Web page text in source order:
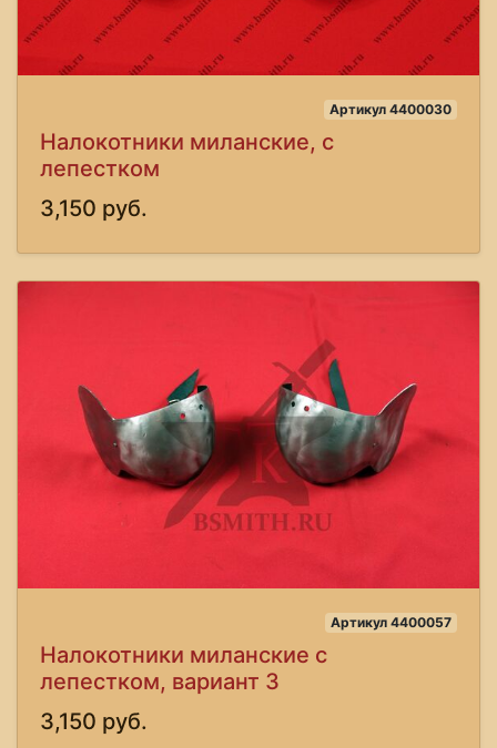
Артикул 4400030
Налокотники миланские, с
лепестком
3,150 руб.
Артикул 4400057
Налокотники миланские с
лепестком, вариант 3
3,150 руб.